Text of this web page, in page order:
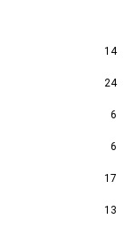
14
24
6
6
17
13